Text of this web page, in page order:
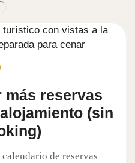
más reservas
(sin
de reservas